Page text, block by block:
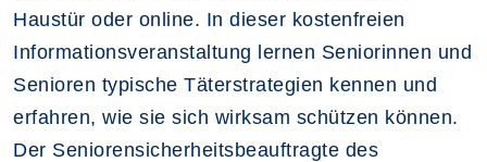
Haustür oder online. In dieser kostenfreien
Informationsveranstaltung lernen Seniorinnen und
Senioren typische Täterstrategien kennen und
erfahren, wie sie sich wirksam schützen können.
Der Seniorensicherheitsbeauftragte des